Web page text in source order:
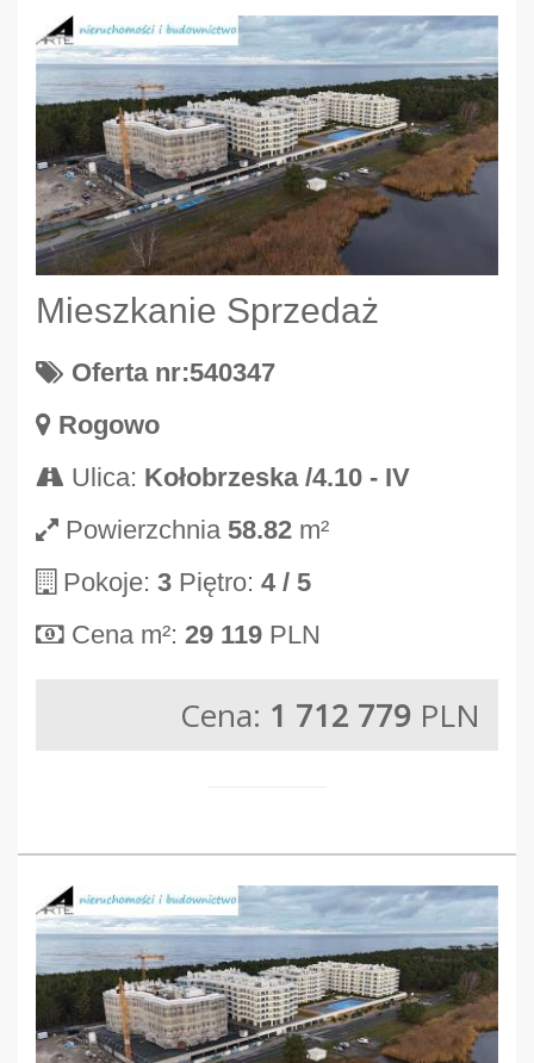
Mieszkanie Sprzedaż
Oferta nr:540347
Rogowo
Ulica: Kołobrzeska /4.10 - IV
Powierzchnia 58.82 m²
Pokoje: 3 Piętro: 4 / 5
Cena m²: 29 119 PLN
Cena: 1 712 779 PLN